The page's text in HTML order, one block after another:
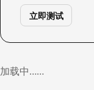
立即测试
加载中……